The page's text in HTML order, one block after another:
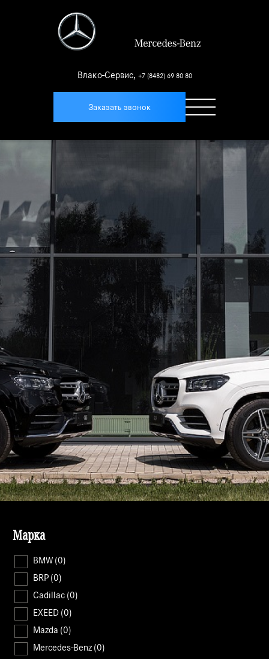
Влако-Сервис, +7 (8482) 69 80 80
Заказать звонок
Марка
BMW (0)
BRP (0)
Cadillac (0)
EXEED (0)
Mazda (0)
Mercedes-Benz (0)